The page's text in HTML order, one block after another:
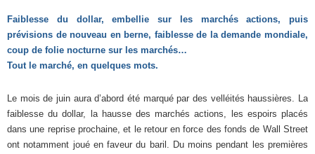
Faiblesse du dollar, embellie sur les marchés actions, puis
prévisions de nouveau en berne, faiblesse de la demande mondiale,
coup de folie nocturne sur les marchés…
Tout le marché, en quelques mots.
Le mois de juin aura d’abord été marqué par des velléités haussières. La
faiblesse du dollar, la hausse des marchés actions, les espoirs placés
dans une reprise prochaine, et le retour en force des fonds de Wall Street
ont notamment joué en faveur du baril. Du moins pendant les premières